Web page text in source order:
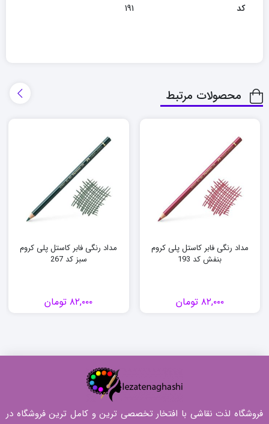
کد 191
محصولات مرتبط
مداد رنگی فابر کاستل پلی کروم
بنفش کد 193
۸۲,۰۰۰ تومان
مداد رنگی فابر کاستل پلی کروم
سبز کد 267
۸۲,۰۰۰ تومان
فروشگاه لذت نقاشی با افتخار تخصصی ترین و کامل ترین فروشگاه در